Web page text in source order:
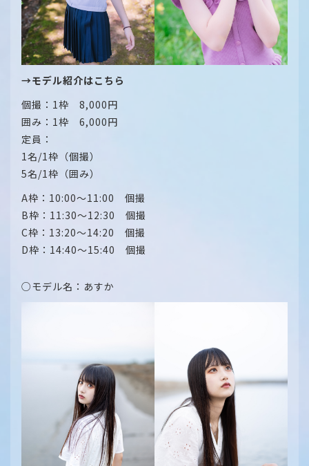
→モデル紹介はこちら
個撮：1枠 8,000円
囲み：1枠 6,000円
定員：
1名/1枠（個撮）
5名/1枠（囲み）
A枠：10:00～11:00 個撮
B枠：11:30～12:30 個撮
C枠：13:20～14:20 個撮
D枠：14:40～15:40 個撮
○モデル名：あすか